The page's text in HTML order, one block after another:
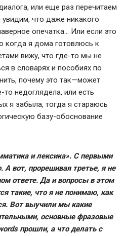
или еще раз перечитаем
увидим, что даже никакого
опечатка… Или если это
когда я дома готовлюсь к
вижу, что где-то мы не
в словарях и пособиях по
почему это так—может
то недоглядела, или есть
я забыла, тогда я стараюсь
базу-обоснование
и лексика». С первыми
А вот, прорешивая третье, я не
ответе. Да и вопросы в этом
такие, что я не понимаю, как
Вот выучили мы какие
основные фразовые
прошли, а что делать с